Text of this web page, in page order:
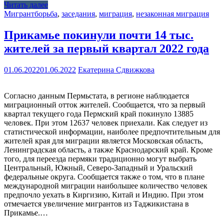
Читать далее
Мигрантборьба, заседания, миграция, незаконная миграция
Прикамье покинули почти 14 тыс.
жителей за первый квартал 2022 года
01.06.202201.06.2022 Екатерина Сдвижкова
Согласно данным Пермьстата, в регионе наблюдается
миграционный отток жителей. Сообщается, что за первый
квартал текущего года Пермский край покинуло 13885
человек. При этом 12637 человек приехали. Как следует из
статистической информации, наиболее предпочтительным для
жителей края для миграции является Московская область,
Ленинградская область, а также Краснодарский край. Кроме
того, для переезда пермяки традиционно могут выбрать
Центральный, Южный, Северо-Западный и Уральский
федеральные округа. Сообщается также о том, что в плане
международной миграции наибольшее количество человек
предпочло уехать в Киргизию, Китай и Индию. При этом
отмечается увеличение мигрантов из Таджикистана в
Прикамье.…